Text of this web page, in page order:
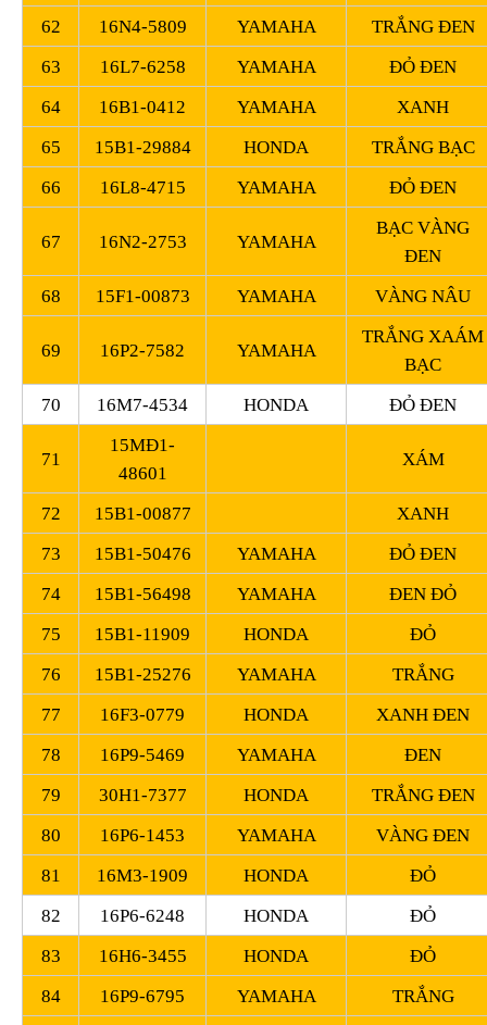
62 16N4-5809 YAMAHA
TRẮNG ĐEN
63
16L7-6258 YAMAHA
ĐỎ ĐEN
64
16B1-0412 YAMAHA
XANH
65
15B1-29884 HONDA
TRẮNG BẠC
66
16L8-4715 YAMAHA ĐỎ ĐEN
67 16N2-2753 YAMAHA
BẠC VÀNG
ĐEN
68
15F1-00873 YAMAHA VÀNG NÂU
69 16P2-7582 YAMAHA
TRẮNG XAÁM
BẠC
70
16M7-4534 HONDA ĐỎ ĐEN
71
15MĐ1-
48601
XÁM
72 15B1-00877
XANH
73
15B1-50476 YAMAHA
ĐỎ ĐEN
74
15B1-56498 YAMAHA
ĐEN ĐỎ
75
15B1-11909 HONDA
ĐỎ
76
15B1-25276 YAMAHA
TRẮNG
77
16F3-0779 HONDA
XANH ĐEN
78
16P9-5469 YAMAHA
ĐEN
79
30H1-7377 HONDA
TRẮNG ĐEN
80
16P6-1453 YAMAHA
VÀNG ĐEN
81
16M3-1909 HONDA
ĐỎ
82
16P6-6248 HONDA
ĐỎ
83
16H6-3455 HONDA
ĐỎ
84
16P9-6795 YAMAHA
TRẮNG